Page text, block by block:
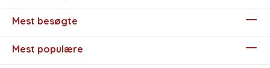
Mest besøgte
Mest populære